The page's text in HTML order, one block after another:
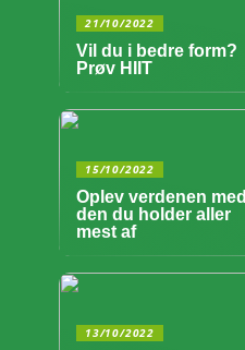
21/10/2022
Vil du i bedre form?
Prøv HIIT
15/10/2022
Oplev verdenen med
den du holder aller
mest af
13/10/2022